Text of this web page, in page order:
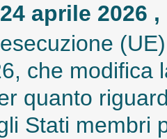
aprile 2026 ,
che modifica
quanto
Stati membri